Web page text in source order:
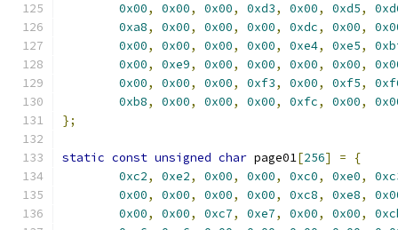
0x00, 0x00, 0x00, 0xd3, 0x00, 0xd5,
0xa8, 0x00, 0x00, 0x00, 0xdc, 0x00,
0x00, 0x00, 0x00, 0x00, 0xe4, 0xe5,
0x00, 0xe9, 0x00, 0x00, 0x00, 0x00,
0x00, 0x00, 0x00, 0xf3, 0x00, 0xf5,
0xb8, 0x00, 0x00, 0x00, 0xfc, 0x00,
};
static const unsigned char page01[256] =
{
0xc2, 0xe2, 0x00, 0x00, 0xc0, 0xe0,
0x00, 0x00, 0x00, 0x00, 0xc8, 0xe8,
0x00, 0x00, 0xc7, 0xe7, 0x00, 0x00,